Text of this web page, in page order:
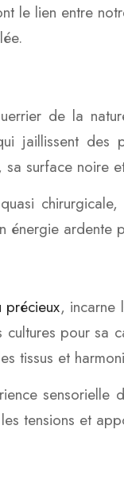
le lien entre
de la
jaillissent
sa surface noire
énergie
précieux, incarne
cultures pour sa
tissus et
tensions et